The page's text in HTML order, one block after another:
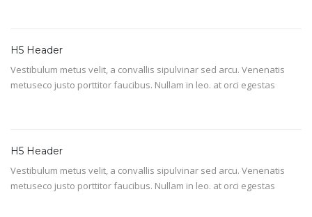
H5 Header
Vestibulum metus velit, a convallis sipulvinar sed arcu. Venenatis
metuseco justo porttitor faucibus. Nullam in leo. at orci egestas
H5 Header
Vestibulum metus velit, a convallis sipulvinar sed arcu. Venenatis
metuseco justo porttitor faucibus. Nullam in leo. at orci egestas